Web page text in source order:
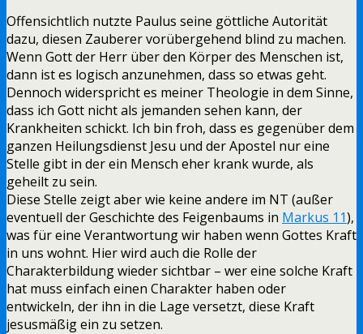
Offensichtlich nutzte Paulus seine göttliche Autorität
dazu, diesen Zauberer vorübergehend blind zu machen.
Wenn Gott der Herr über den Körper des Menschen ist,
dann ist es logisch anzunehmen, dass so etwas geht.
Dennoch widerspricht es meiner Theologie in dem Sinne,
dass ich Gott nicht als jemanden sehen kann, der
Krankheiten schickt. Ich bin froh, dass es gegenüber dem
ganzen Heilungsdienst Jesu und der Apostel nur eine
Stelle gibt in der ein Mensch eher krank wurde, als
geheilt zu sein.
Diese Stelle zeigt aber wie keine andere im NT (außer
eventuell der Geschichte des Feigenbaums in Markus 11),
was für eine Verantwortung wir haben wenn Gottes Kraft
in uns wohnt. Hier wird auch die Rolle der
Charakterbildung wieder sichtbar – wer eine solche Kraft
hat muss einfach einen Charakter haben oder
entwickeln, der ihn in die Lage versetzt, diese Kraft
jesusmäßig ein zu setzen.